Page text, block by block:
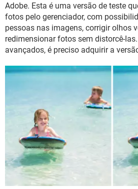
GUIA DE COMPRAS
Adobe. Esta é uma versão de teste
fotos pelo gerenciador, com
pessoas nas imagens, corrigir olhos
redimensionar fotos sem distorcê-
avançados, é preciso adquirir a